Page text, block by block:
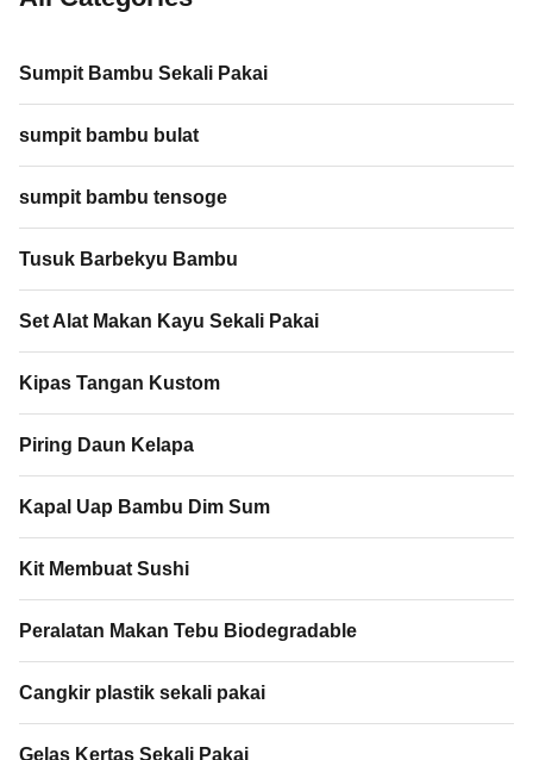
sumpit tensoge, ...
Sumpit Bambu Sekali Pakai
sumpit bambu bulat
sumpit bambu tensoge
Tusuk Barbekyu Bambu
Set Alat Makan Kayu Sekali Pakai
Kipas Tangan Kustom
Piring Daun Kelapa
Kapal Uap Bambu Dim Sum
Kit Membuat Sushi
Peralatan Makan Tebu Biodegradable
Cangkir plastik sekali pakai
Gelas Kertas Sekali Pakai